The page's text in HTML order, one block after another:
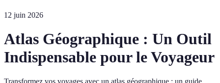
12 juin 2026
Atlas Géographique : Un Outil
Indispensable pour le Voyageur
Transformez vos voyages avec un atlas géographique : un guide